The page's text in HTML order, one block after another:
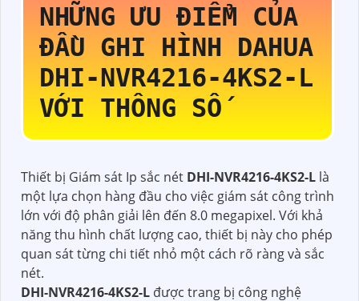
NHỮNG ƯU ĐIỂM CỦA
ĐẦU GHI HÌNH DAHUA
DHI-NVR4216-4KS2-L
VỚI THÔNG SỐ
Thiết bị Giám sát Ip sắc nét DHI-NVR4216-4KS2-L là
một lựa chọn hàng đầu cho việc giám sát công trình
lớn với độ phân giải lên đến 8.0 megapixel. Với khả
năng thu hình chất lượng cao, thiết bị này cho phép
quan sát từng chi tiết nhỏ một cách rõ ràng và sắc
nét.
DHI-NVR4216-4KS2-L được trang bị công nghệ